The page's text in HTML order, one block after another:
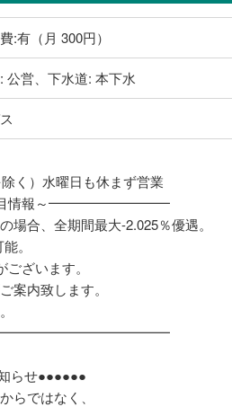
:有（月 300円）
公営、下水道: 本下水
く）水曜日も休まず営業
情報～━━━━━━━━━
場合、全期間最大-2.025％優遇。
。
ざいます。
案内致します。
らせ●●●●●●
らではなく、